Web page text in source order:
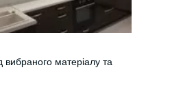
вибраного матеріалу та